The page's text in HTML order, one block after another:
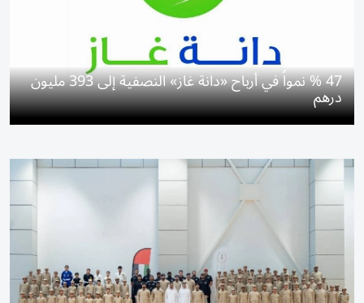
47 % نمواً في أرباح «دانة غاز» النصفية إلى 393 مليون
درهم